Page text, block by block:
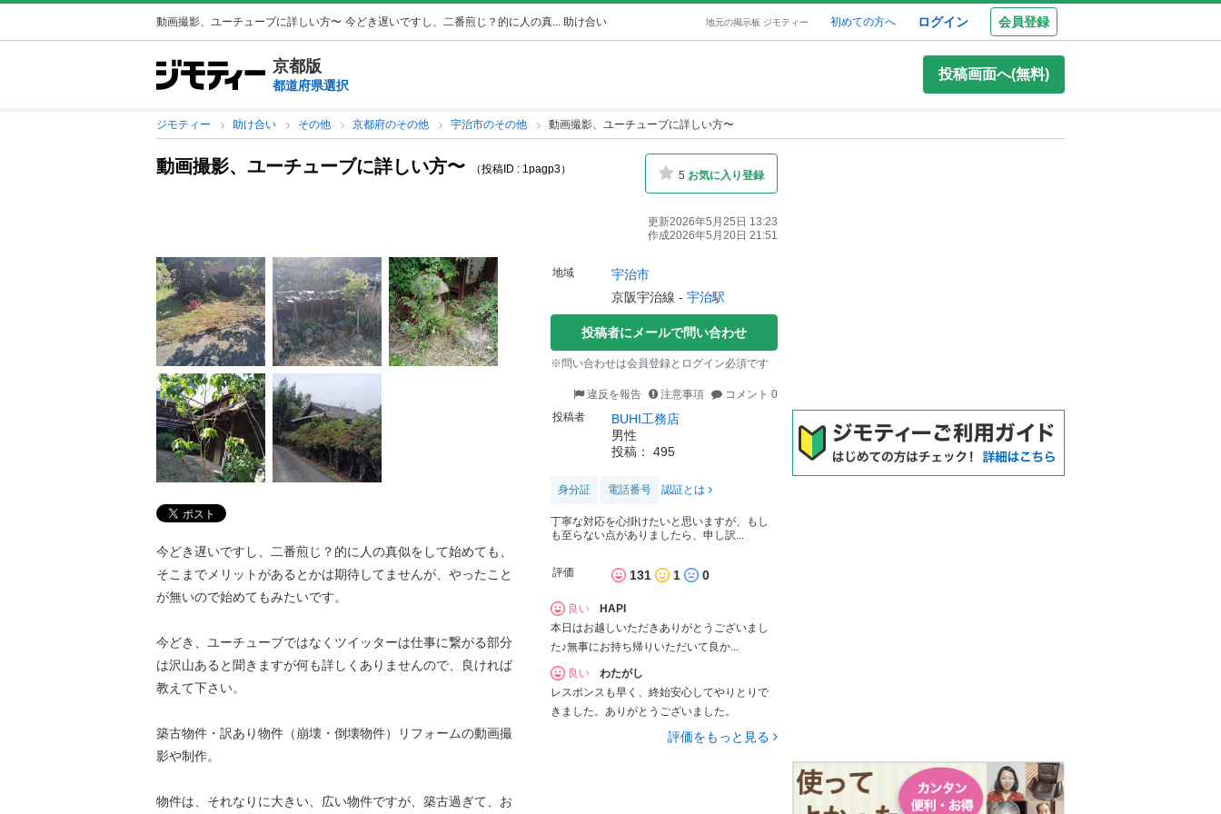
動画撮影、ユーチューブに詳しい方〜 今どき遅いですし、二番煎じ？的に人の真... 助け合い 地元の掲示板 ジモティー 初めての方へ ログイン 会員登録
京都版
都道府県選択
投稿画面へ(無料)
ジモティー 助け合い その他 京都府のその他 宇治市のその他 動画撮影、ユーチューブに詳しい方〜
動画撮影、ユーチューブに詳しい方〜 （投稿ID : 1pagp3） 5 お気に入り登録
更新2026年5月25日 13:23
作成2026年5月20日 21:51
今どき遅いですし、二番煎じ？的に人の真似をして始めても、
そこまでメリットがあるとかは期待してませんが、やったこと
が無いので始めてもみたいです。
今どき、ユーチューブではなくツイッターは仕事に繋がる部分
は沢山あると聞きますが何も詳しくありませんので、良ければ
教えて下さい。
築古物件・訳あり物件（崩壊・倒壊物件）リフォームの動画撮
影や制作。
物件は、それなりに大きい、広い物件ですが、築古過ぎて、お
地域
宇治市
京阪宇治線 - 宇治駅
投稿者にメールで問い合わせ
※問い合わせは会員登録とログイン必須です
違反を報告 注意事項
コメント 0
投稿者
BUHI工務店
男性
投稿： 495
身分証 電話番号 認証とは
丁寧な対応を心掛けたいと思いますが、もし
も至らない点がありましたら、申し訳...
評価 131 1 0
良い
HAPI
本日はお越しいただきありがとうございまし
た♪無事にお持ち帰りいただいて良か...
良い
わたがし
レスポンスも早く、終始安心してやりとりで
きました。ありがとうございました。
評価をもっと見る